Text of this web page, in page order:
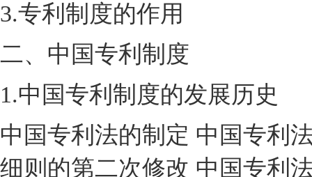
3.专利制度的作用
二、中国专利制度
1.中国专利制度的发展历史
中国专利法的制定 中国专利
细则的第二次修改 中国专利